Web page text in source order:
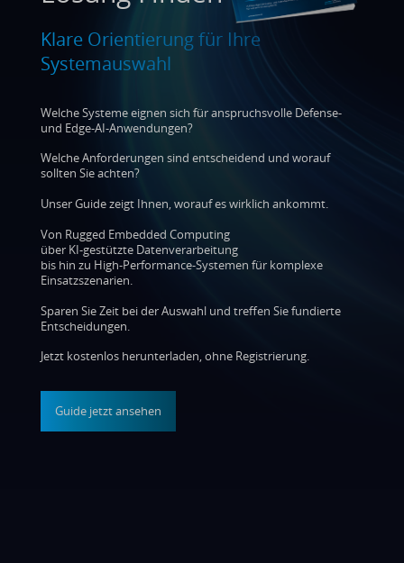
Klare Orientierung für Ihre
Systemauswahl
Welche Systeme eignen sich für anspruchsvolle Defense-
und Edge-AI-Anwendungen?
Welche Anforderungen sind entscheidend und worauf
sollten Sie achten?
Unser Guide zeigt Ihnen, worauf es wirklich ankommt.
Von Rugged Embedded Computing
über KI-gestützte Datenverarbeitung
bis hin zu High-Performance-Systemen für komplexe
Einsatzszenarien.
Sparen Sie Zeit bei der Auswahl und treffen Sie fundierte
Entscheidungen.
Jetzt kostenlos herunterladen, ohne Registrierung.
Guide jetzt ansehen